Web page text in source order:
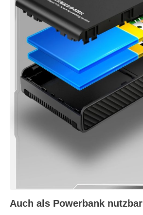
Auch als Powerbank nutzbar